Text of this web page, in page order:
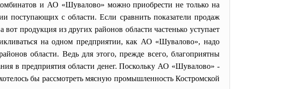
и АО «Шувалово» можно приобрести не только на
поступающих с области. Если сравнить показатели продаж
продукция из других районов области частенько уступает
на одном предприятии, как АО «Шувалово», надо
области. Ведь для этого, прежде всего, благоприятны
в предприятия области денег. Поскольку АО «Шувалово» -
бы рассмотреть мясную промышленность Костромской